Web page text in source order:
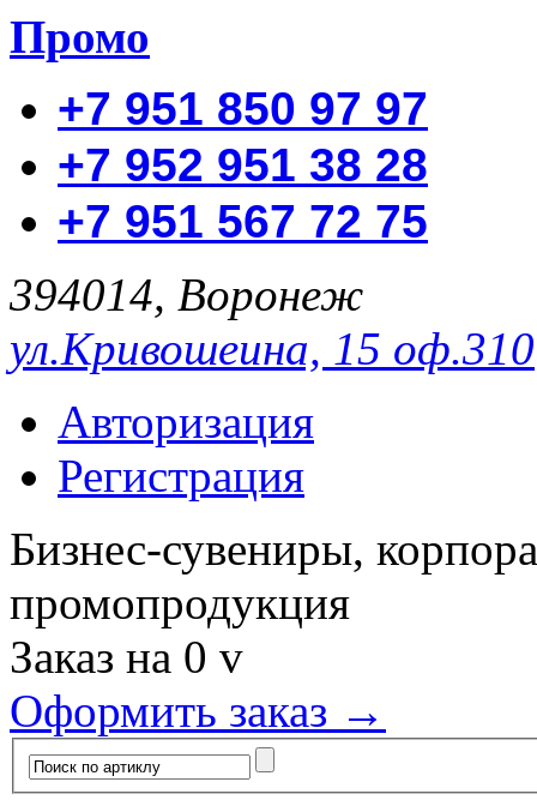
Промо
+7 951 850 97 97
+7 952 951 38 28
+7 951 567 72 75
394014, Воронеж
ул.Кривошеина, 15 оф.310
Авторизация
Регистрация
Бизнес-сувениры,
промопродукция
Заказ на 0 v
Оформить заказ →